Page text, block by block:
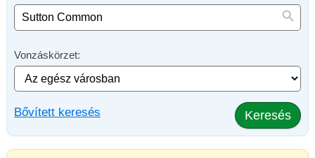
Vonzáskörzet:
Bővített keresés Keresés